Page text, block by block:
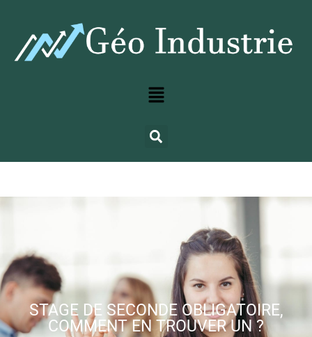
STAGE DE SECONDE OBLIGATOIRE,
COMMENT EN TROUVER UN ?